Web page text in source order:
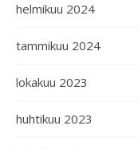
helmikuu 2024
tammikuu 2024
lokakuu 2023
huhtikuu 2023